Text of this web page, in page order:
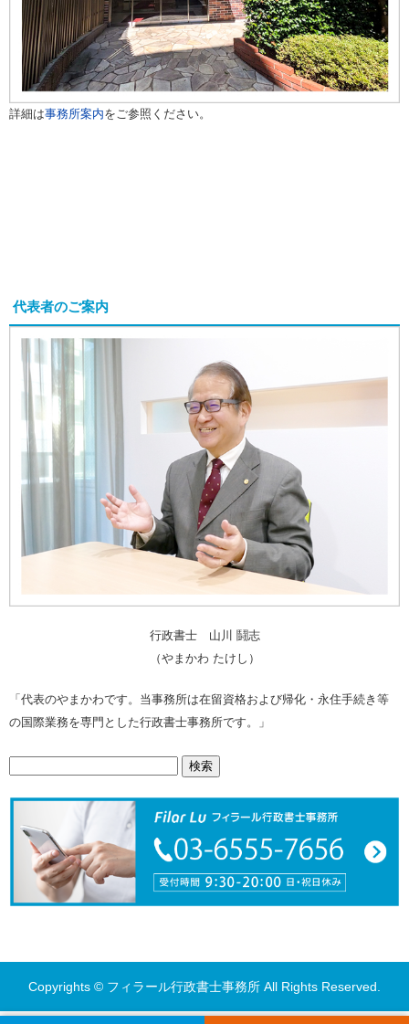
詳細は事務所案内をご参照ください。
代表者のご案内
行政書士 山川 鬪志
（やまかわ たけし）
「代表のやまかわです。当事務所は在留資格および帰化・永住手続き等
の国際業務を専門とした行政書士事務所です。」
Copyrights © フィラール行政書士事務所 All Rights Reserved.